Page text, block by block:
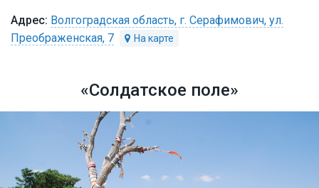
Волгоградская область, г. Серафимович, ул.
Преображенская, 7
«Солдатское поле»